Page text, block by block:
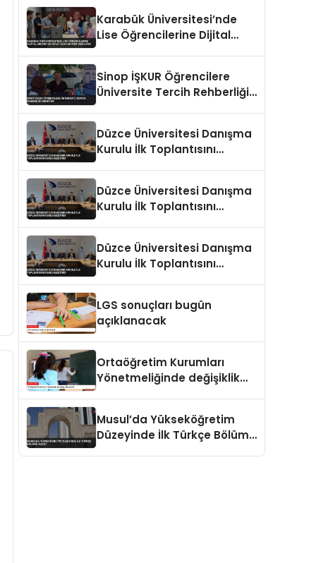
Karabük Üniversitesi’nde
Lise Öğrencilerine Dijital
Sinop İŞKUR Öğrencilere
Üniversite Tercih Rehberliği
Düzce Üniversitesi Danışma
Kurulu İlk Toplantısını
Düzce Üniversitesi Danışma
Kurulu İlk Toplantısını
Düzce Üniversitesi Danışma
Kurulu İlk Toplantısını
LGS sonuçları bugün
açıklanacak
Ortaöğretim Kurumları
Yönetmeliğinde değişiklik
Musul’da Yükseköğretim
Düzeyinde İlk Türkçe Bölümü